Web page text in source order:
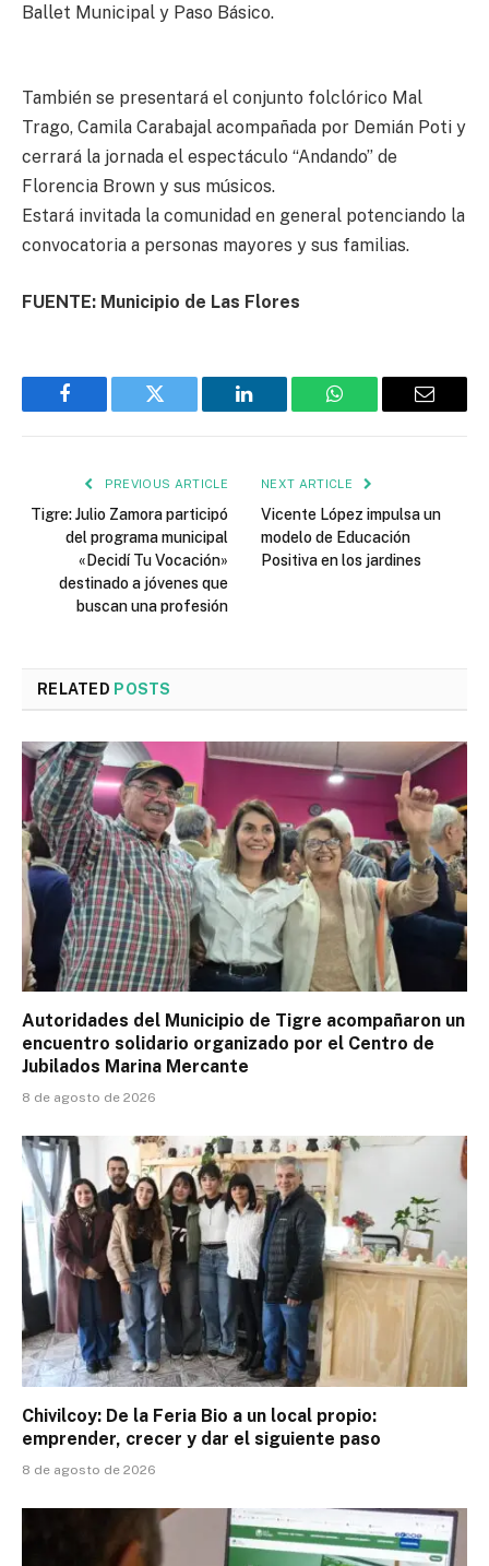
Ballet Municipal y Paso Básico.
También se presentará el conjunto folclórico Mal
Trago, Camila Carabajal acompañada por Demián Poti y
cerrará la jornada el espectáculo “Andando” de
Florencia Brown y sus músicos.
Estará invitada la comunidad en general potenciando la
convocatoria a personas mayores y sus familias.
FUENTE: Municipio de Las Flores
Facebook Twitter LinkedIn WhatsApp Email
PREVIOUS ARTICLE
Tigre: Julio Zamora participó
del programa municipal
«Decidí Tu Vocación»
destinado a jóvenes que
buscan una profesión
NEXT ARTICLE
Vicente López impulsa un
modelo de Educación
Positiva en los jardines
RELATED POSTS
Autoridades del Municipio de Tigre acompañaron un
encuentro solidario organizado por el Centro de
Jubilados Marina Mercante
8 de agosto de 2026
Chivilcoy: De la Feria Bio a un local propio:
emprender, crecer y dar el siguiente paso
8 de agosto de 2026